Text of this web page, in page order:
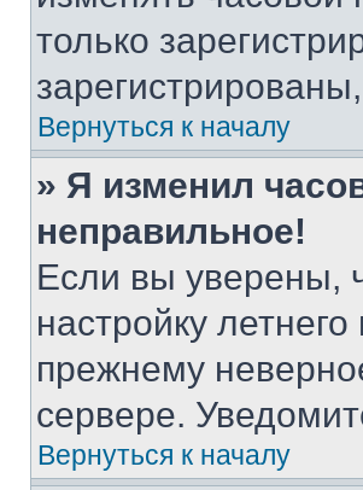
только
Вернуться к началу
» Я изменил
неправильное!
Если вы уверены,
настройку
прежнему
сервере.
Вернуться к началу